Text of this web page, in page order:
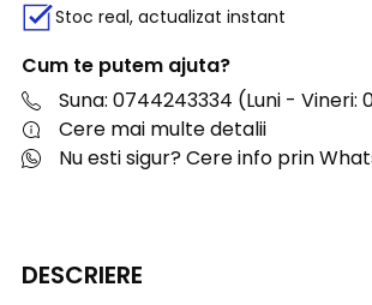
Stoc real, actualizat instant
Cum te putem ajuta?
Suna: 0744243334 (Luni - Vineri:
Cere mai multe detalii
Nu esti sigur? Cere info prin
DESCRIERE